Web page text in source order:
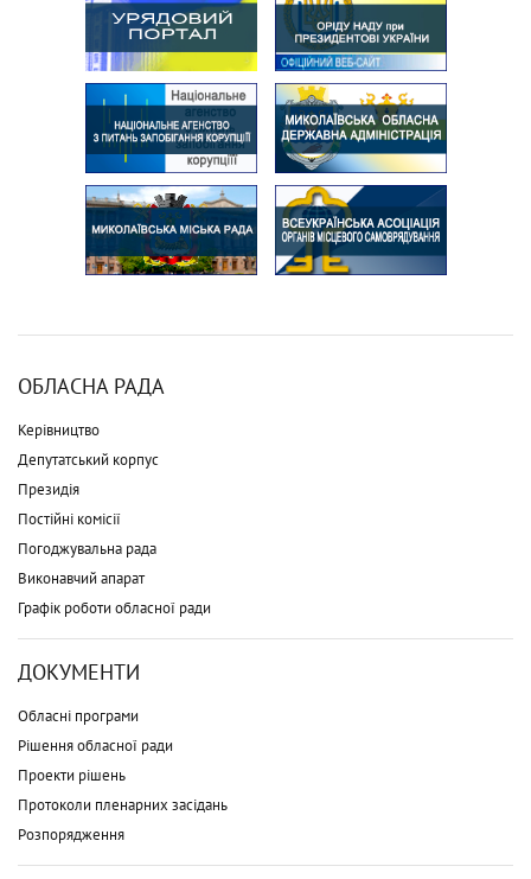
ОБЛАСНА РАДА
Керівництво
Депутатський корпус
Президія
Постійні комісії
Погоджувальна рада
Виконавчий апарат
Графік роботи обласної ради
ДОКУМЕНТИ
Обласні програми
Рішення обласної ради
Проекти рішень
Протоколи пленарних засідань
Розпорядження